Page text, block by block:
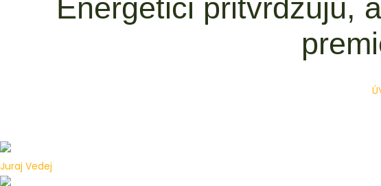
Energetici pritvrdzujú,
Juraj Vedej